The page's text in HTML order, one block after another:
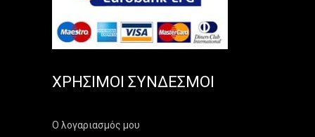
ΧΡΉΣΙΜΟΙ ΣΎΝΔΕΣΜΟΙ
Ο λογαριασμός μου